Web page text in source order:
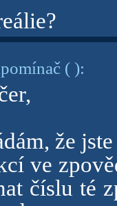
( ):
že
ve
číslu té